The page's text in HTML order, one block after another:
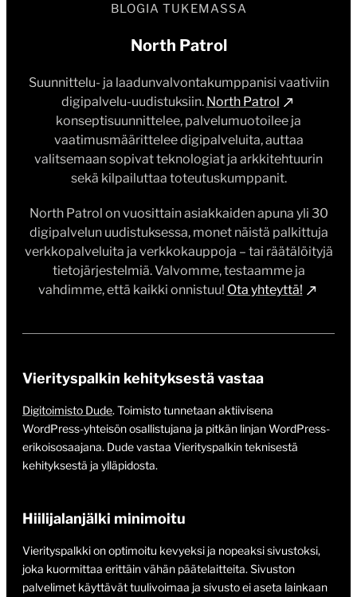
BLOGIA TUKEMASSA
North Patrol
Suunnittelu- ja laadunvalvontakumppanisi vaativiin
digipalvelu-uudistuksiin. North Patrol
konseptisuunnittelee, palvelumuotoilee ja
vaatimusmäärittelee digipalveluita, auttaa
valitsemaan sopivat teknologiat ja arkkitehtuurin
sekä kilpailuttaa toteutuskumppanit.
North Patrol on vuosittain asiakkaiden apuna yli 30
digipalvelun uudistuksessa, monet näistä palkittuja
verkkopalveluita ja verkkokauppoja – tai räätälöityjä
tietojärjestelmiä. Valvomme, testaamme ja
vahdimme, että kaikki onnistuu! Ota yhteyttä!
Vierityspalkin kehityksestä vastaa
Digitoimisto Dude. Toimisto tunnetaan aktiivisena
WordPress-yhteisön osallistujana ja pitkän linjan WordPress-
erikoisosaajana. Dude vastaa Vierityspalkin teknisestä
kehityksestä ja ylläpidosta.
Hiilijalanjälki minimoitu
Vierityspalkki on optimoitu kevyeksi ja nopeaksi sivustoksi,
joka kuormittaa erittäin vähän päätelaitteita. Sivuston
palvelimet käyttävät tuulivoimaa ja sivusto ei aseta lainkaan